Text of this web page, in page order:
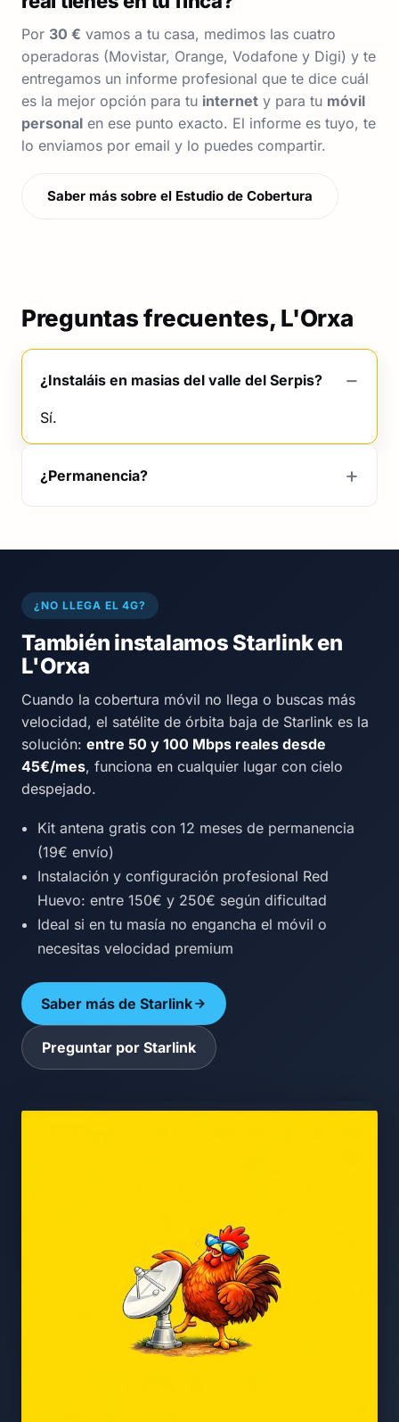
Por 30 € vamos a tu casa, medimos las cuatro
operadoras (Movistar, Orange, Vodafone y Digi) y te
entregamos un informe profesional que te dice cuál
es la mejor opción para tu internet y para tu móvil
personal en ese punto exacto. El informe es tuyo, te
lo enviamos por email y lo puedes compartir.
Saber más sobre el Estudio de Cobertura
Preguntas frecuentes, L'Orxa
¿Instaláis en masias del valle del Serpis?
Sí.
¿Permanencia?
¿NO LLEGA EL 4G?
También instalamos Starlink en
L'Orxa
Cuando la cobertura móvil no llega o buscas más
velocidad, el satélite de órbita baja de Starlink es la
solución: entre 50 y 100 Mbps reales desde
45€/mes, funciona en cualquier lugar con cielo
despejado.
Kit antena gratis con 12 meses de permanencia
(19€ envío)
Instalación y configuración profesional Red
Huevo: entre 150€ y 250€ según dificultad
Ideal si en tu masía no engancha el móvil o
necesitas velocidad premium
Saber más de Starlink
Preguntar por Starlink